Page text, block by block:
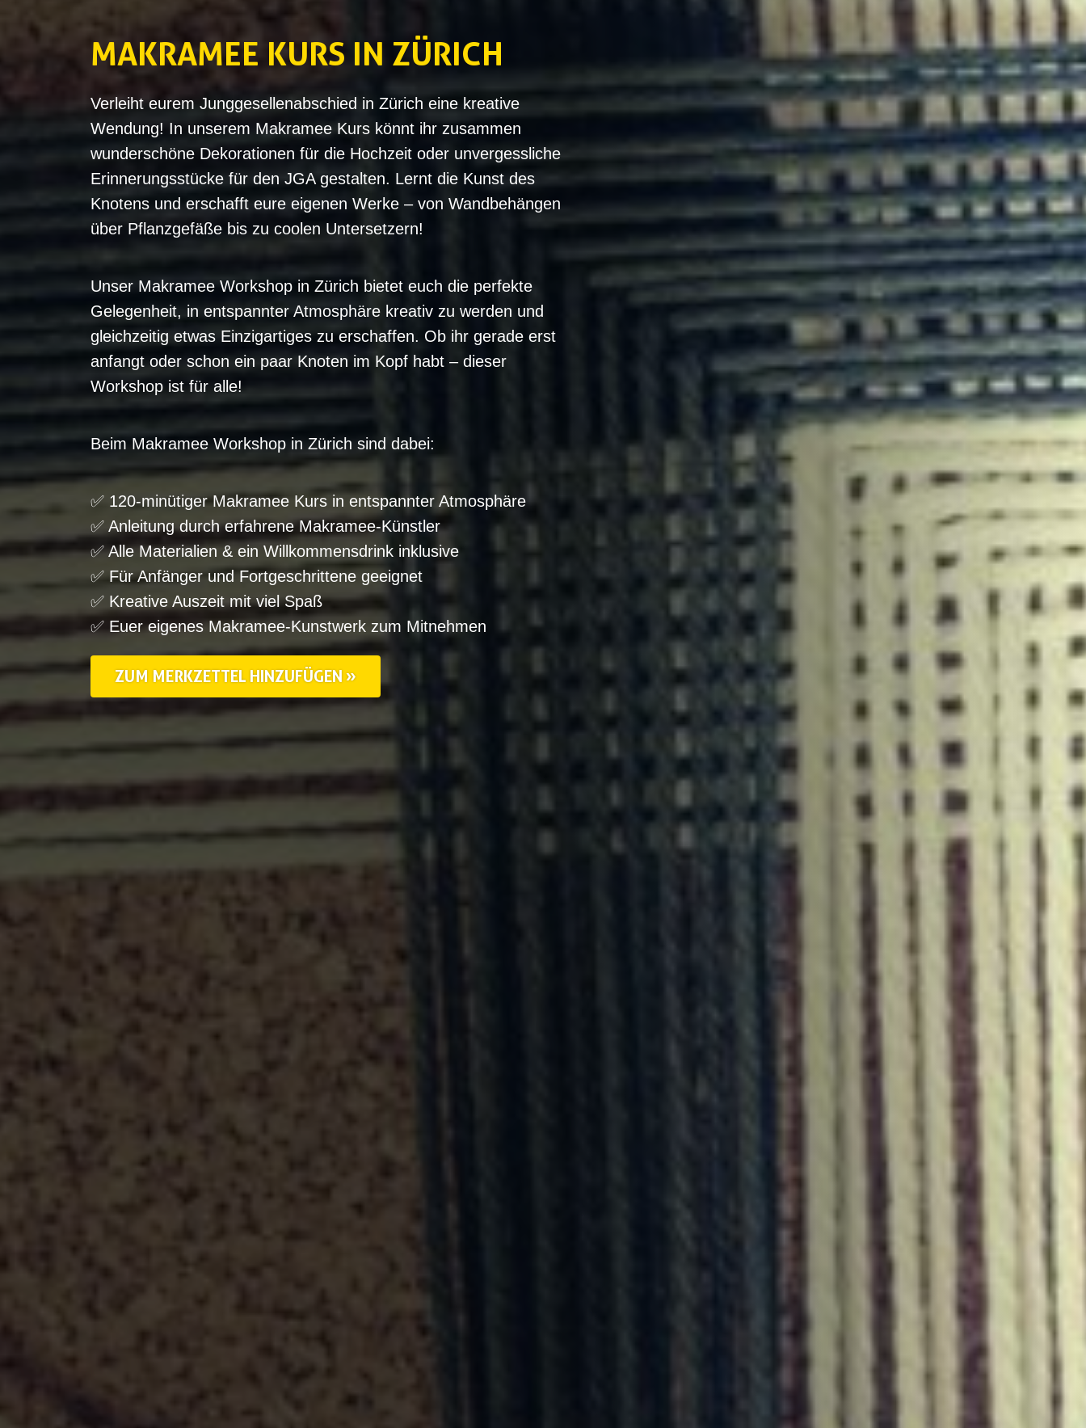
MAKRAMEE KURS IN ZÜRICH
Verleiht eurem Junggesellenabschied in Zürich eine kreative
Wendung! In unserem Makramee Kurs könnt ihr zusammen
wunderschöne Dekorationen für die Hochzeit oder unvergessliche
Erinnerungsstücke für den JGA gestalten. Lernt die Kunst des
Knotens und erschafft eure eigenen Werke – von Wandbehängen
über Pflanzgefäße bis zu coolen Untersetzern!
Unser Makramee Workshop in Zürich bietet euch die perfekte
Gelegenheit, in entspannter Atmosphäre kreativ zu werden und
gleichzeitig etwas Einzigartiges zu erschaffen. Ob ihr gerade erst
anfangt oder schon ein paar Knoten im Kopf habt – dieser
Workshop ist für alle!
Beim Makramee Workshop in Zürich sind dabei:
✅ 120-minütiger Makramee Kurs in entspannter Atmosphäre
✅ Anleitung durch erfahrene Makramee-Künstler
✅ Alle Materialien & ein Willkommensdrink inklusive
✅ Für Anfänger und Fortgeschrittene geeignet
✅ Kreative Auszeit mit viel Spaß
✅ Euer eigenes Makramee-Kunstwerk zum Mitnehmen
ZUM MERKZETTEL HINZUFÜGEN »